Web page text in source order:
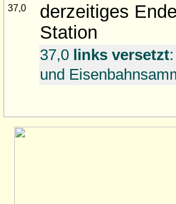
37,0
derzeitiges
Station
37,0 links versetzt
und